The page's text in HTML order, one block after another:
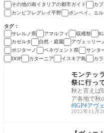
その他の南イタリアの都市ガイド
カ
カンピフレグレイ平野
ポンペイ、エ
タグ
サレルノ県
アマルフィ 収穫祭
カゼルタ
自然・庭園 アヴェッリー
ポジターノ
ベネヴェント県 サンタ
DOP
カターニア イスキア島 カ
カンパニア州ナポリ以
モンテッ
祭に行っ
秋と言えば
ア各地で秋
ます。その
スター
IGP アヴ
2022年11月